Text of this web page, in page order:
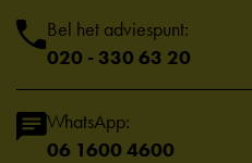
Bel het adviespunt:
020 - 330 63 20
WhatsApp:
06 1600 4600